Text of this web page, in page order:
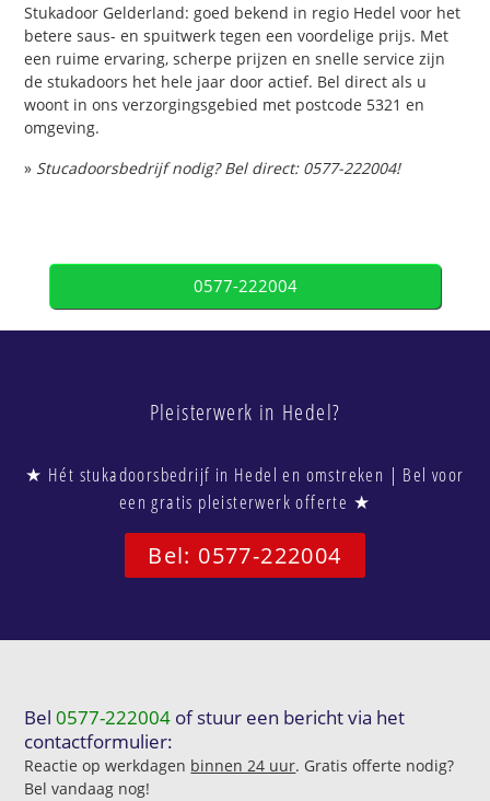
Stukadoor Gelderland: goed bekend in regio Hedel voor het
betere saus- en spuitwerk tegen een voordelige prijs. Met
een ruime ervaring, scherpe prijzen en snelle service zijn
de stukadoors het hele jaar door actief. Bel direct als u
woont in ons verzorgingsgebied met postcode 5321 en
omgeving.
» Stucadoorsbedrijf nodig? Bel direct: 0577-222004!
0577-222004
Pleisterwerk in Hedel?
★ Hét stukadoorsbedrijf in Hedel en omstreken | Bel voor
een gratis pleisterwerk offerte ★
Bel: 0577-222004
Bel0577-222004 of stuur een bericht via het
contactformulier:
Reactie op werkdagen binnen 24 uur. Gratis offerte nodig?
Bel vandaag nog!